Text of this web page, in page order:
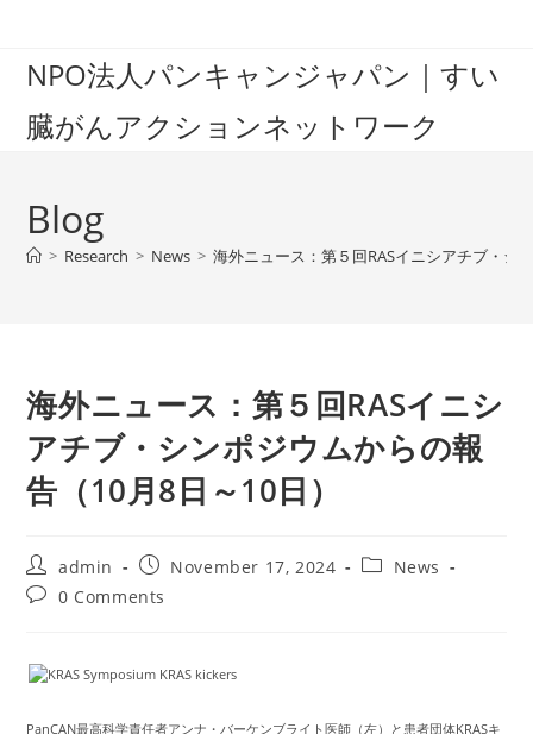
contentNPO法人パンキャンジャパン｜すい
臓がんアクションネットワーク
Blog
> Research > News > 海外ニュース：第５回RASイニシアチブ・シ
海外ニュース：第５回RASイニシ
アチブ・シンポジウムからの報
告（10月8日～10日）
Post
author:
admin
Post
published:
November 17, 2024
PostNews
Post0 Comments
PanCAN最高科学責任者アンナ・バーケンブライト医師（左）と患者団体KRASキ